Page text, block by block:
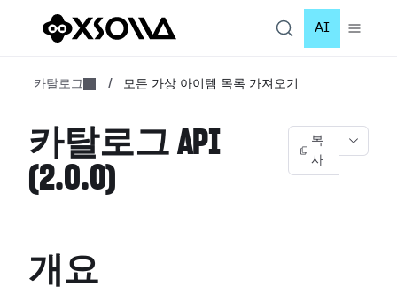
AI
카탈로그 / 모든 가상 아이템 목록 가져오기
카탈로그 API
(2.0.0)
복
사
개요